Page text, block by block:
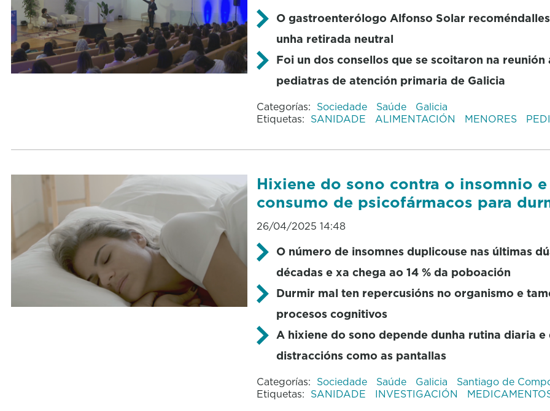
O gastroenterólogo Alfonso Solar
unha retirada neutral
Foi un dos consellos que se scoitaron na reunión
pediatras de atención primaria de Galicia
Categorías: Sociedade Saúde
Galicia
Etiquetas: SANIDADE ALIMENTACIÓN MENORES
Hixiene do sono contra o insomnio
consumo de psicofármacos para
26/04/2025 14:48
O número de insomnes duplicouse nas últimas
décadas e xa chega ao 14 % da poboación
Durmir mal ten repercusións no organismo e
procesos cognitivos
A hixiene do sono depende dunha rutina diaria
distraccións como as pantallas
Categorías: Sociedade Saúde Galicia
Santiago de
Etiquetas: SANIDADE INVESTIGACIÓN